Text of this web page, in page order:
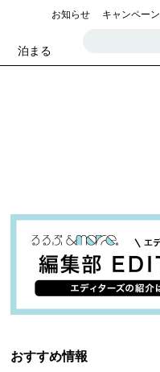
お知らせ キャンペーン
泊まる
おすすめ情報